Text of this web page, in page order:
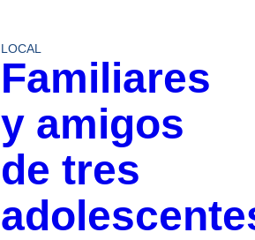
LOCAL
Familiares
y amigos
de tres